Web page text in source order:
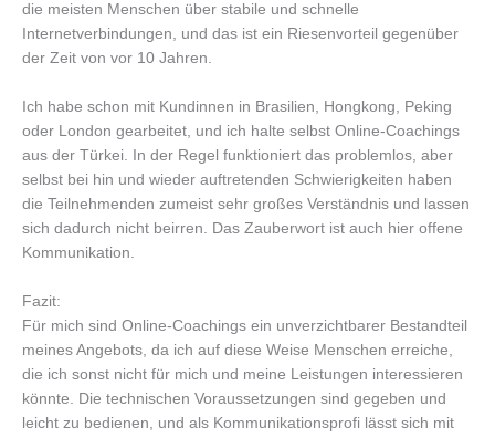
die meisten Menschen über stabile und schnelle
Internetverbindungen, und das ist ein Riesenvorteil gegenüber
der Zeit von vor 10 Jahren.
Ich habe schon mit Kundinnen in Brasilien, Hongkong, Peking
oder London gearbeitet, und ich halte selbst Online-Coachings
aus der Türkei. In der Regel funktioniert das problemlos, aber
selbst bei hin und wieder auftretenden Schwierigkeiten haben
die Teilnehmenden zumeist sehr großes Verständnis und lassen
sich dadurch nicht beirren. Das Zauberwort ist auch hier offene
Kommunikation.
Fazit:
Für mich sind Online-Coachings ein unverzichtbarer Bestandteil
meines Angebots, da ich auf diese Weise Menschen erreiche,
die ich sonst nicht für mich und meine Leistungen interessieren
könnte. Die technischen Voraussetzungen sind gegeben und
leicht zu bedienen, und als Kommunikationsprofi lässt sich mit